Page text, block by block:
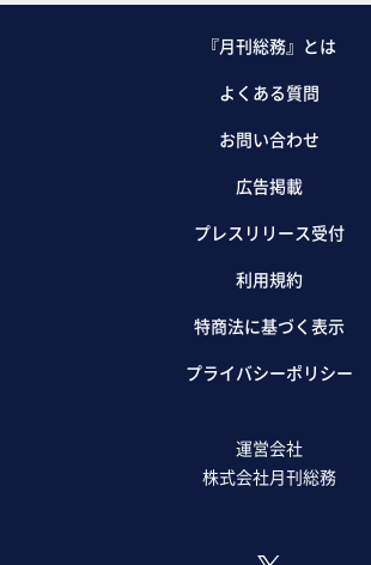
『月刊総務』とは
よくある質問
お問い合わせ
広告掲載
プレスリリース受付
利用規約
特商法に基づく表示
プライバシーポリシー
運営会社
株式会社月刊総務